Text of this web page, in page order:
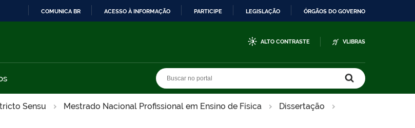
COMUNICA BR ACESSO À INFORMAÇÃO PARTICIPE LEGISLAÇÃO ÓRGÃOS DO GOVERNO
ALTO CONTRASTE VLIBRAS
Sensu Mestrado Nacional Profissional em Ensino de Física Dissertação